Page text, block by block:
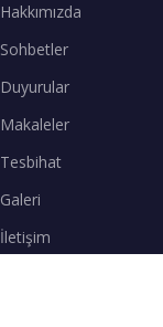
Hakkımızda
Sohbetler
Duyurular
Makaleler
Tesbihat
Galeri
İletişim